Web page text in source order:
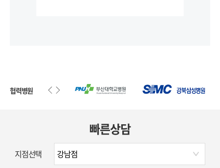
협력병원
빠른상담
지점선택